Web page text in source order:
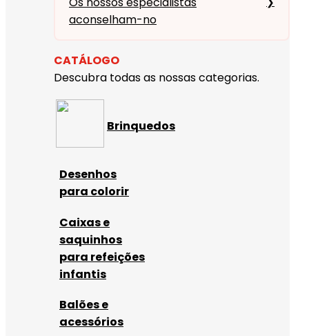
aconselham-no
CATÁLOGO
Descubra todas as nossas categorias.
Brinquedos
Desenhos
para colorir
Caixas e
saquinhos
para refeições
infantis
Balões e
acessórios